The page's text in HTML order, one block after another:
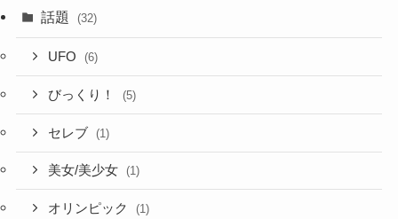
話題 (32)
UFO (6)
びっくり！ (5)
セレブ (1)
美女/美少女 (1)
オリンピック (1)